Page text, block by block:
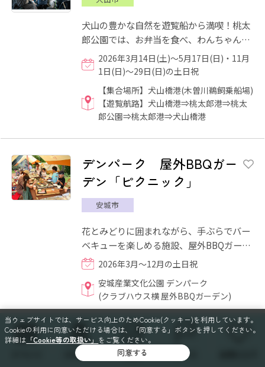
犬山の豊かな自然を遊覧船から満喫！桃太
郎公園では、お弁当を食べ、わんちゃんと
自由に散策できます！帰りは犬山城を船か
ら殿様になった気分でお...
2026年3月14日(土)～5月17日(日)・11月
1日(日)～29日(日)の土日祝
【集合場所】犬山橋港(木曽川鵜飼乗船場)
【遊覧航路】犬山橋港⇒桃太郎港⇒桃太
郎公園⇒桃太郎港⇒犬山橋港
デンパーク 屋外BBQガー
デン「ピクニック」
安城市
花とみどりに囲まれながら、手ぶらでバー
ベキューを楽しめる施設、屋外BBQガーデ
ン「ピクニック」！バーベキューに必要な
ものはすべて揃っており、...
2026年3月～12月の土日祝
安城産業文化公園 デンパーク
(クラブハウス横 屋外BBQガーデン)
ヤマザキマザック美術館
所蔵品展―春から秋へ―
スポット 特集 コース
当ウェブサイトでは、サービス向上のためCookie(クッキー)を利用しています。
Cookieの利用に同意いただける場合は、「同意する」ボタンを押してください。
詳細は 「Cookie等の取扱い」 をご覧ください。
同意する